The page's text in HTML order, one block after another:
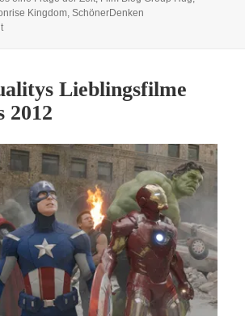
Kingdom,SchönerDenken
on Film Blog Adventskalender – 17 – Hendrik von
Lieblingsfilme
2012